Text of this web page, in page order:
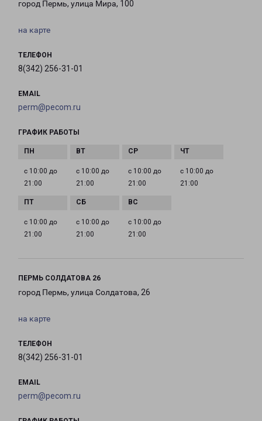
город Пермь, улица Мира, 100
на карте
ТЕЛЕФОН
8(342) 256-31-01
EMAIL
perm@pecom.ru
ГРАФИК РАБОТЫ
с 10:00 до
21:00
с 10:00 до
21:00
с 10:00 до
21:00
с 10:00 до
21:00
с 10:00 до
21:00
с 10:00 до
21:00
с 10:00 до
21:00
ПЕРМЬ СОЛДАТОВА 26
город Пермь, улица Солдатова, 26
на карте
ТЕЛЕФОН
8(342) 256-31-01
EMAIL
perm@pecom.ru